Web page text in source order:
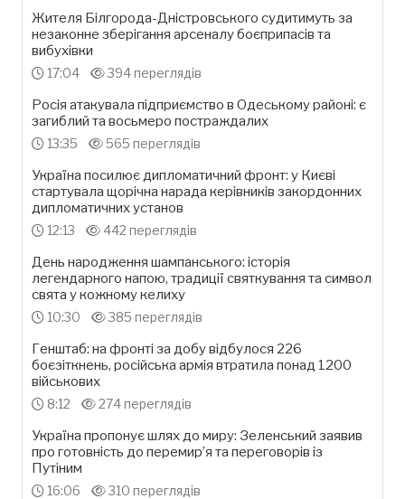
Жителя Білгорода-Дністровського судитимуть за
незаконне зберігання арсеналу боєприпасів та
вибухівки
17:04 394 переглядів
Росія атакувала підприємство в Одеському районі: є
загиблий та восьмеро постраждалих
13:35 565 переглядів
Україна посилює дипломатичний фронт: у Києві
стартувала щорічна нарада керівників закордонних
дипломатичних установ
12:13 442 переглядів
День народження шампанського: історія
легендарного напою, традиції святкування та символ
свята у кожному келиху
10:30 385 переглядів
Генштаб: на фронті за добу відбулося 226
боєзіткнень, російська армія втратила понад 1200
військових
8:12 274 переглядів
Україна пропонує шлях до миру: Зеленський заявив
про готовність до перемир’я та переговорів із
Путіним
16:06 310 переглядів